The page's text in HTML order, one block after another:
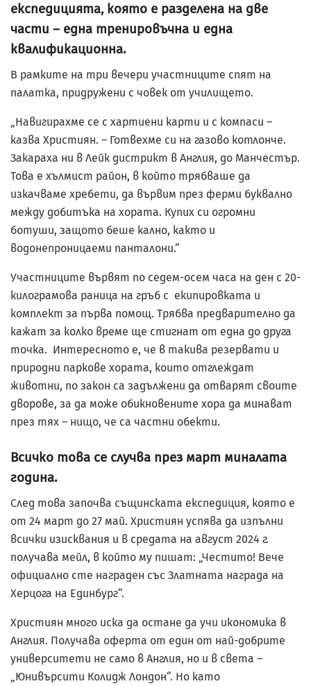
експедицията, която е разделена на две
части – една тренировъчна и една
квалификационна.
В рамките на три вечери участниците спят на
палатка, придружени с човек от училището.
„Навигирахме се с хартиени карти и с компаси –
казва Християн. – Готвехме си на газово котлонче.
Закараха ни в Лейк дистрикт в Англия, до Манчестър.
Това е хълмист район, в който трябваше да
изкачваме хребети, да вървим през ферми буквално
между добитъка на хората. Купих си огромни
ботуши, защото беше кално, както и
водонепроницаеми панталони.“
Участниците вървят по седем-осем часа на ден с 20-
килограмова раница на гръб с екипировката и
комплект за първа помощ. Трябва предварително да
кажат за колко време ще стигнат от една до друга
точка. Интересното е, че в такива резервати и
природни паркове хората, които отглеждат
животни, по закон са задължени да отварят своите
дворове, за да може обикновените хора да минават
през тях – нищо, че са частни обекти.
Всичко това се случва през март миналата
година.
След това започва същинската експедиция, която е
от 24 март до 27 май. Християн успява да изпълни
всички изисквания и в средата на август 2024 г.
получава мейл, в който му пишат: „Честито! Вече
официално сте награден със Златната награда на
Херцога на Единбург“.
Християн много иска да остане да учи икономика в
Англия. Получава оферта от един от най-добрите
университети не само в Англия, но и в света –
„Юнивърсити Колидж Лондон“. Но като